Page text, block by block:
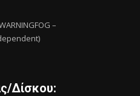
–
Δίσκου: